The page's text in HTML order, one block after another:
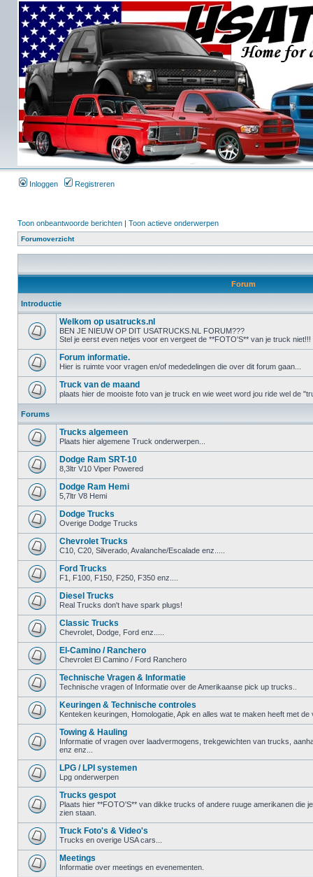
Inloggen Registreren
Toon onbeantwoorde berichten | Toon actieve onderwerpen
Forumoverzicht
Forum
Introductie
Welkom op usatrucks.nl
BEN JE NIEUW OP DIT USATRUCKS.NL FORUM???
Stel je eerst even netjes voor en vergeet de **FOTO'S** van je truck niet!!!
Forum informatie.
Hier is ruimte voor vragen en/of mededelingen die over dit forum gaan...
Truck van de maand
plaats hier de mooiste foto van je truck en wie weet word jou ride wel de
Forums
Trucks algemeen
Plaats hier algemene Truck onderwerpen...
Dodge Ram SRT-10
8,3ltr V10 Viper Powered
Dodge Ram Hemi
5,7ltr V8 Hemi
Dodge Trucks
Overige Dodge Trucks
Chevrolet Trucks
C10, C20, Silverado, Avalanche/Escalade enz.....
Ford Trucks
F1, F100, F150, F250, F350 enz....
Diesel Trucks
Real Trucks don't have spark plugs!
Classic Trucks
Chevrolet, Dodge, Ford enz.....
El-Camino / Ranchero
Chevrolet El Camino / Ford Ranchero
Technische Vragen & Informatie
Technische vragen of Informatie over de Amerikaanse pick up trucks..
Keuringen & Technische controles
Kenteken keuringen, Homologatie, Apk en alles wat te maken heeft met
Towing & Hauling
Informatie of vragen over laadvermogens, trekgewichten van trucks,
enz enz...
LPG / LPI systemen
Lpg onderwerpen
Trucks gespot
Plaats hier **FOTO'S** van dikke trucks of andere ruuge amerikanen die
zien staan.
Truck Foto's & Video's
Trucks en overige USA cars...
Meetings
Informatie over meetings en evenementen.